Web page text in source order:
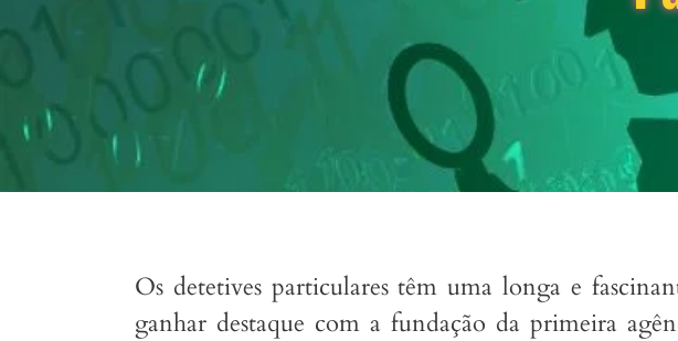
Os detetives particulares têm uma longa e
ganhar destaque com a fundação da primeira